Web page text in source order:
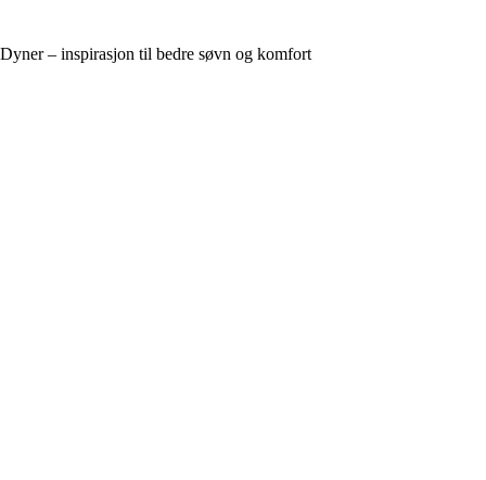
Dyner – inspirasjon til bedre søvn og komfort